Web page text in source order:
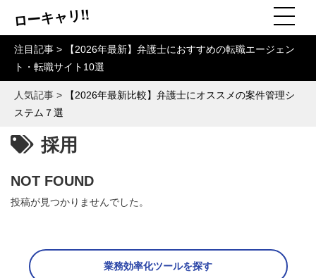
ローキャリ!!
注目記事 >
【2026年最新】弁護士におすすめの転職エージェン
ト・転職サイト10選
人気記事 >
【2026年最新比較】弁護士にオススメの案件管理シ
ステム７選
採用
NOT FOUND
投稿が見つかりませんでした。
業務効率化ツールを探す